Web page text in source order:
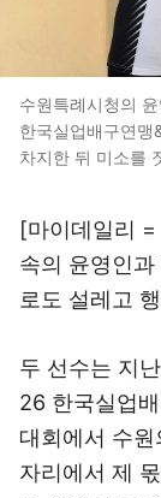
수원특례시청의
한국실업배구연맹
차지한 뒤 미소를
[마이데일리
속의 윤영인
로도 설레고
두 선수는 지
26 한국실업
대회에서 수
자리에서 제